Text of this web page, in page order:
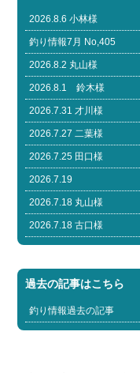
2026.8.6 小林様
釣り情報7月 No,405
2026.8.2 丸山様
2026.8.1 鈴木様
2026.7.31 才川様
2026.7.27 二葉様
2026.7.25 田口様
2026.7.19
2026.7.18 丸山様
2026.7.18 古口様
過去の記事はこちら
釣り情報過去の記事